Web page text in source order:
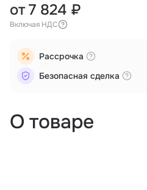
О товаре
от 7 824 ₽
Включая НДС
Рассрочка
Безопасная сделка